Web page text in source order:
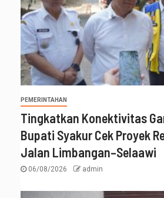
PEMERINTAHAN
Tingkatkan Konektivitas
Bupati Syakur Cek Proyek
Jalan Limbangan–Selaawi
06/08/2026 admin